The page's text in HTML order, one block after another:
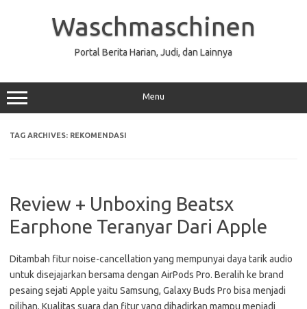
Waschmaschinen
Portal Berita Harian, Judi, dan Lainnya
Menu
TAG ARCHIVES: REKOMENDASI
Review + Unboxing Beatsx
Earphone Teranyar Dari Apple
Ditambah fitur noise-cancellation yang mempunyai daya tarik audio
untuk disejajarkan bersama dengan AirPods Pro. Beralih ke brand
pesaing sejati Apple yaitu Samsung, Galaxy Buds Pro bisa menjadi
pilihan. Kualitas suara dan fitur yang dihadirkan mampu menjadi